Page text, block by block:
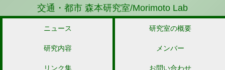
交通・都市 森本研究室/Morimoto Lab
ニュース 研究室の概要
研究内容 メンバー
リンク集 お問い合わせ